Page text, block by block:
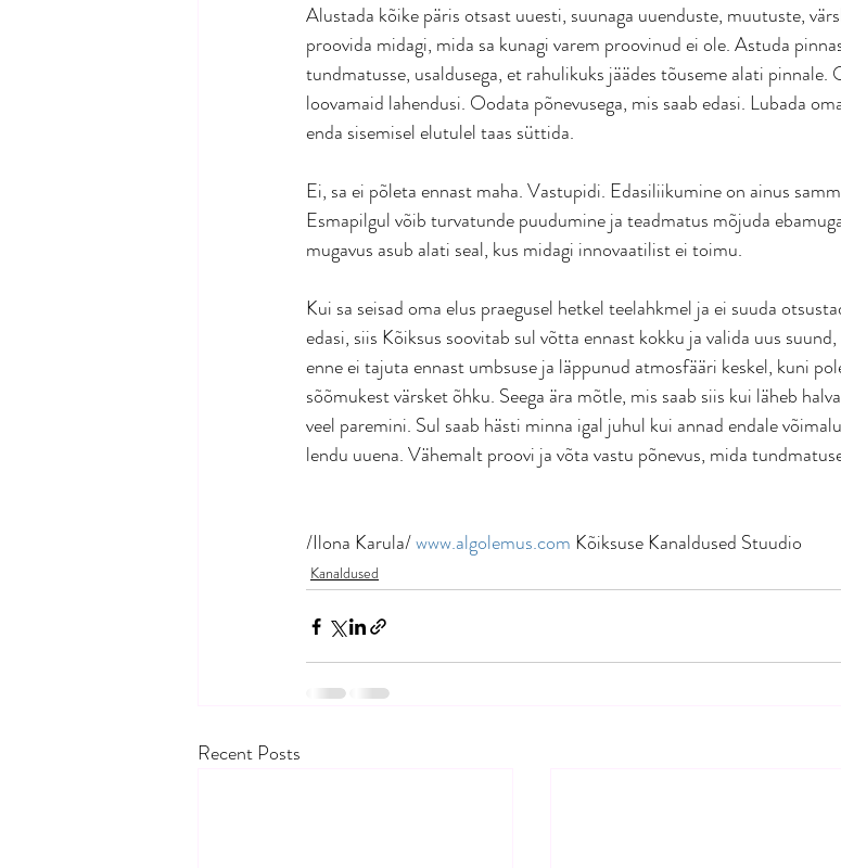
Alustada kõike päris otsast uuesti, suunaga uuenduste, muutuste,
proovida midagi, mida sa kunagi varem proovinud ei ole. Astuda
tundmatusse, usaldusega, et rahulikuks jäädes tõuseme alati pinnale.
loovamaid lahendusi. Oodata põnevusega, mis saab edasi. Lubada
enda sisemisel elutulel taas süttida.
Ei, sa ei põleta ennast maha. Vastupidi. Edasiliikumine on ainus
Esmapilgul võib turvatunde puudumine ja teadmatus mõjuda
mugavus asub alati seal, kus midagi innovaatilist ei toimu.
Kui sa seisad oma elus praegusel hetkel teelahkmel ja ei suuda
edasi, siis Kõiksus soovitab sul võtta ennast kokku ja valida uus
enne ei tajuta ennast umbsuse ja läppunud atmosfääri keskel, kuni
sõõmukest värsket õhku. Seega ära mõtle, mis saab siis kui läheb
veel paremini. Sul saab hästi minna igal juhul kui annad endale
lendu uuena. Vähemalt proovi ja võta vastu põnevus, mida
/Ilona Karula/ www.algolemus.com Kõiksuse Kanaldused Stuudio
Kanaldused
Recent Posts